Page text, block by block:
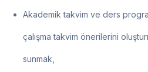
Akademik takvim ve ders
çalışma takvim önerilerini
sunmak,